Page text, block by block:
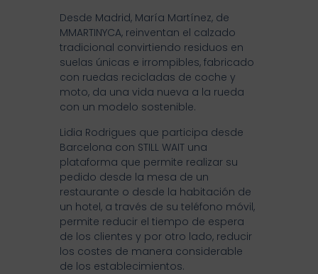
Desde Madrid, María Martínez, de
MMARTINYCA, reinventan el calzado
tradicional convirtiendo residuos en
suelas únicas e irrompibles, fabricado
con ruedas recicladas de coche y
moto, da una vida nueva a la rueda
con un modelo sostenible.
Lidia Rodrigues que participa desde
Barcelona con STILL WAIT una
plataforma que permite realizar su
pedido desde la mesa de un
restaurante o desde la habitación de
un hotel, a través de su teléfono móvil,
permite reducir el tiempo de espera
de los clientes y por otro lado, reducir
los costes de manera considerable
de los establecimientos.